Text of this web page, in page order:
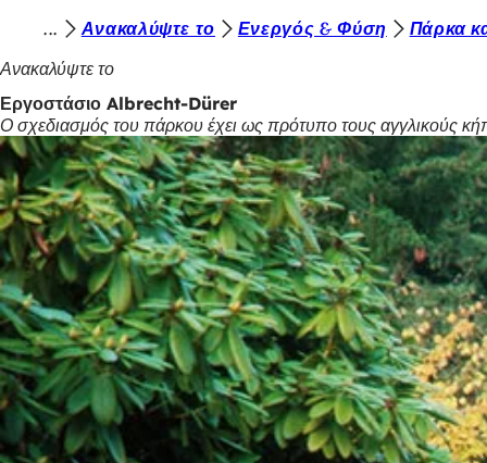
Μετάβαση στο περιεχόμενο
ρ
ί
σ
κ
ε
σ
τ
ε
ε
δ
ώ
:
Ανακαλύψτε το Ενεργός & Φύση
Πάρκα
Ανακαλύψτε το
Εργοστάσιο Albrecht-Dürer
Ο σχεδιασμός του πάρκου έχει ως πρότυπο τους αγγλικούς